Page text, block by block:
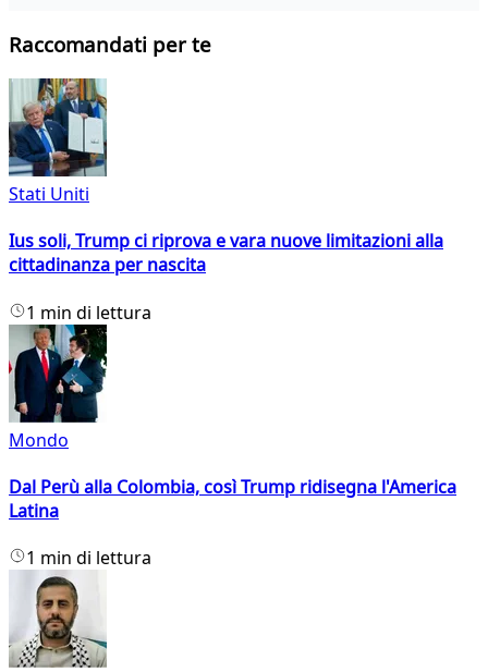
Raccomandati per te
Stati Uniti
Ius soli, Trump ci riprova e vara nuove limitazioni alla
cittadinanza per nascita
1 min di lettura
Mondo
Dal Perù alla Colombia, così Trump ridisegna l'America
Latina
1 min di lettura